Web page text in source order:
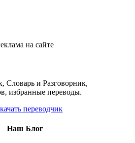
на сайте
Словарь и Разговорник,
избранные переводы.
Наш Блог